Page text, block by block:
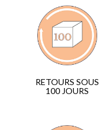
RETOURS SOUS
100 JOURS